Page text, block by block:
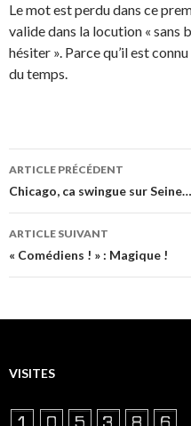
Le mot est perdu dans ce
valide dans la locution « sans
hésiter ». Parce qu’il est
du temps.
Navigation
des
articles
ARTICLE PRÉCÉDENT
Chicago, ca swingue sur Seine…
ARTICLE SUIVANT
« Comédiens ! » : Magique !
VISITES